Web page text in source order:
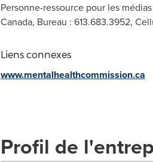
Personne-ressource pour les
Canada, Bureau : 613.683.3952,
Liens connexes
www.mentalhealthcommission.ca
Profil de